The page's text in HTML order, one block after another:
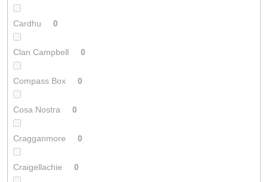
Cardhu 0
Clan Campbell 0
Compass Box 0
Cosa Nostra 0
Cragganmore 0
Craigellachie 0